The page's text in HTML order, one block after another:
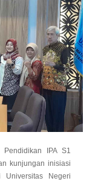
IPA S1
kunjungan inisiasi
Negeri